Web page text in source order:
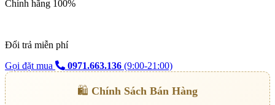
Chính hãng 100%
Đổi trả miễn phí
Gọi đặt mua
0971.663.136 (9:00-21:00)
🛍️ Chính Sách Bán Hàng